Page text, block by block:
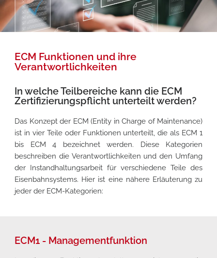
ECM Funktionen und ihre
Verantwortlichkeiten
In welche Teilbereiche kann die ECM
Zertifizierungspflicht unterteilt werden?
Das Konzept der ECM (Entity in Charge of Maintenance)
ist in vier Teile oder Funktionen unterteilt, die als ECM 1
bis ECM 4 bezeichnet werden. Diese Kategorien
beschreiben die Verantwortlichkeiten und den Umfang
der Instandhaltungsarbeit für verschiedene Teile des
Eisenbahnsystems. Hier ist eine nähere Erläuterung zu
jeder der ECM-Kategorien:
ECM1 - Managementfunktion